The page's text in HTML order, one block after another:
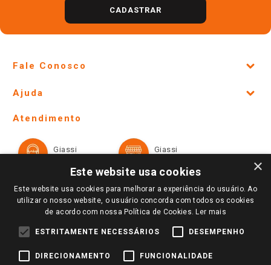
CADASTRAR
Fale Conosco
Lojas Físicas e Horários
Ofertas
Televendas
Notícias
Perguntas frequentes
Identidade Visual
Ajuda
Formas de Pagamento
Trocas e Devoluções
Atendimento
Giassi
Giassi
Redes Sociais
×
Este website usa cookies
Este website usa cookies para melhorar a experiência do usuário. Ao
utilizar o nosso website, o usuário concorda com todos os cookies
de acordo com nossa Política de Cookies. Ler mais
ESTRITAMENTE NECESSÁRIOS DESEMPENHO
DIRECIONAMENTO FUNCIONALIDADE